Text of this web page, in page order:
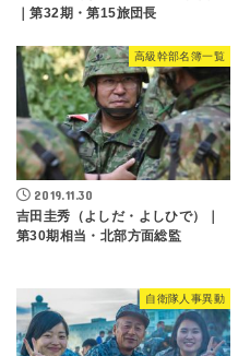
｜第32期・第15旅団長
高級幹部名簿一覧
2019.11.30
吉田圭秀（よしだ・よしひで）｜
第30期相当・北部方面総監
自衛隊人事異動